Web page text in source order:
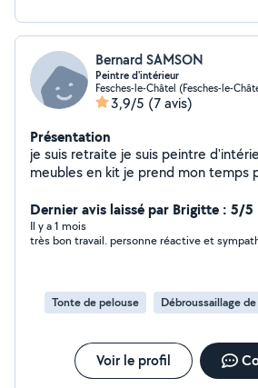
Bernard SAMSON
Peintre d'intérieur
Fesches-le-Châtel (Fesches-le-
3,9/5 (7 avis)
Présentation
je suis retraite je suis peintre
meubles en kit je prend mon temps
pelouses et les taille de haie
Dernier avis laissé par Brigitte : 5/5
Il y a 1 mois
très bon travail. personne
Tonte de pelouse Débroussaillage
Voir le profil